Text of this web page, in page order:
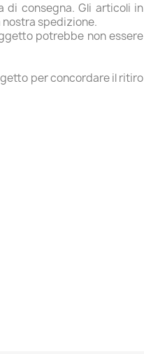
di consegna. Gli articoli in
nostra spedizione.
potrebbe non essere
per concordare il ritiro